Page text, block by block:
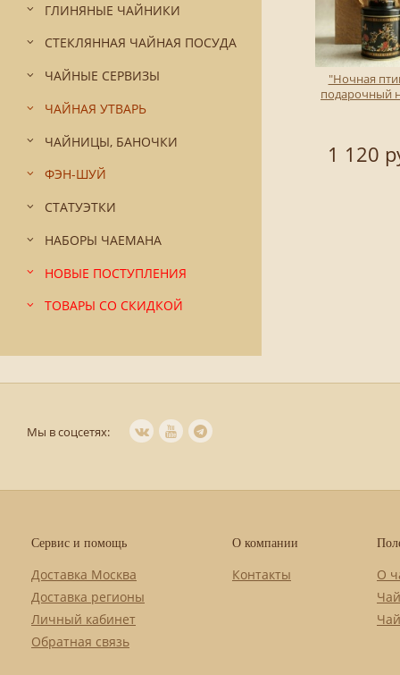
ГЛИНЯНЫЕ ЧАЙНИКИ
СТЕКЛЯННАЯ ЧАЙНАЯ ПОСУДА
ЧАЙНЫЕ СЕРВИЗЫ
ЧАЙНАЯ УТВАРЬ
ЧАЙНИЦЫ, БАНОЧКИ
ФЭН-ШУЙ
СТАТУЭТКИ
НАБОРЫ ЧАЕМАНА
НОВЫЕ ПОСТУПЛЕНИЯ
ТОВАРЫ СО СКИДКОЙ
"Ночная
подарочный
1 120
Мы в соцсетях:
Сервис и помощь
Доставка Москва
Доставка регионы
Личный кабинет
Обратная связь
О компании
Контакты
О